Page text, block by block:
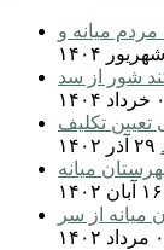
میانه و
شور از سد
تعیین تکلیف
۲۹ آذر ۱۴۰۲
میانه
۱۶ آبان ۱۴۰۲
میانه از سر